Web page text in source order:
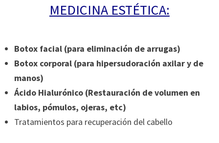
MEDICINA ESTÉTICA:
Botox facial (para eliminación de arrugas)
Botox corporal (para hipersudoración axilar y de
manos)
Ácido Hialurónico (Restauración de volumen en
labios, pómulos, ojeras, etc)
Tratamientos para recuperación del cabello